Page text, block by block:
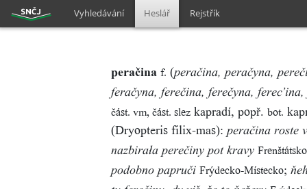
Vyhledávání Heslář Rejstřík
peračina f. (peračina, peračyna,
feračyna, ferečina, ferečyna,
část. vm, část. slez kapradí, popř. bot.
(Dryopteris filix-mas): peračina roste
nazbirała perečiny pot kravy Frenštátsko
podobno papruči Frýdecko-Místecko;